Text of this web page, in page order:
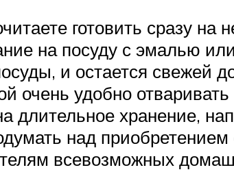
готовить сразу
на посуду с эмалью
и остается свежей
очень удобно
длительное хранение,
над
всевозможных